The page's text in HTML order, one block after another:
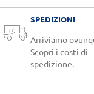
SPEDIZIONI
Arriviamo
Scopri i costi di
spedizione.